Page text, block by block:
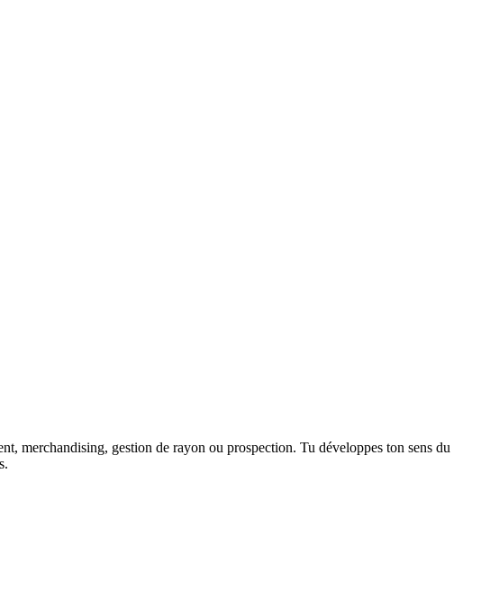
merchandising, gestion de rayon ou prospection. Tu développes ton sens du